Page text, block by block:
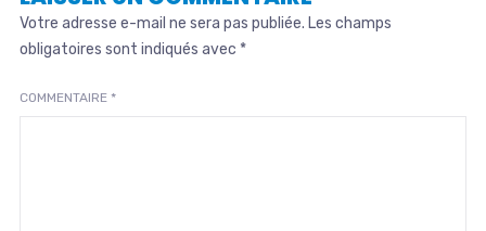
Votre adresse e-mail ne sera pas publiée. Les champs
obligatoires sont indiqués avec *
COMMENTAIRE *